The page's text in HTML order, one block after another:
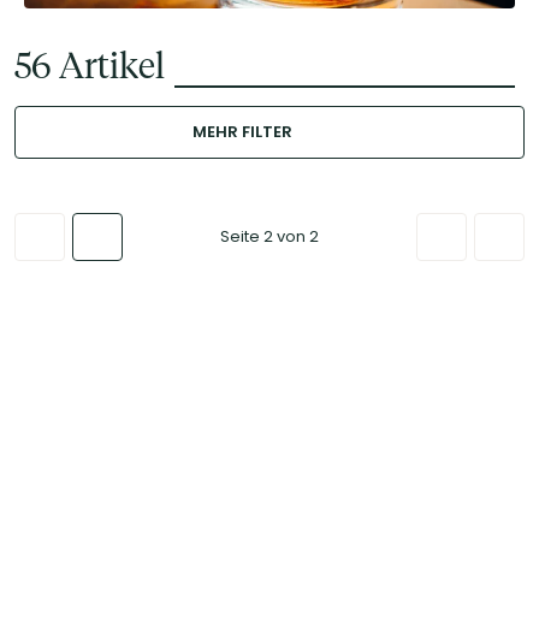
56 Artikel
MEHR FILTER
Seite 2 von 2